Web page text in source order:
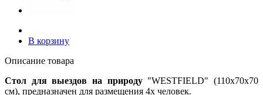
В корзину
Описание товара
Стол для выездов на природу"WESTFIELD" (110х70х70
см), предназначен для размещения 4х человек.